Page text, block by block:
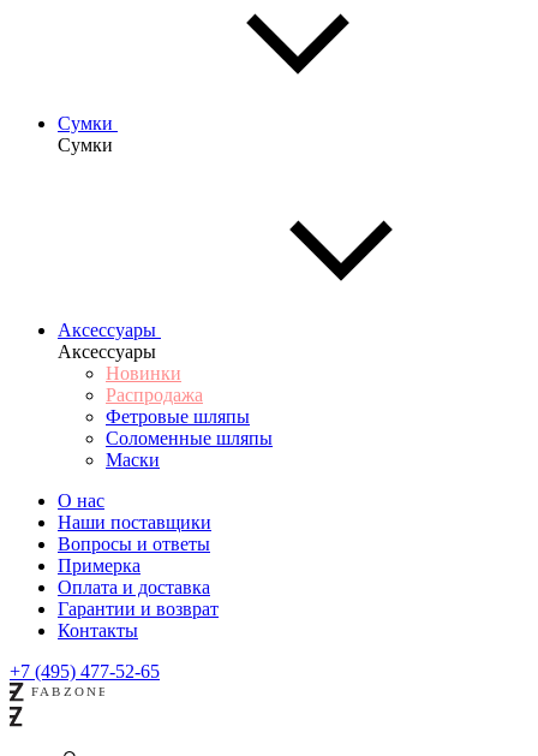
Сумки
Сумки
Аксессуары
Аксессуары
Новинки
Распродажа
Фетровые шляпы
Соломенные шляпы
Маски
О нас
Наши поставщики
Вопросы и ответы
Примерка
Оплата и доставка
Гарантии и возврат
Контакты
+7 (495) 477-52-65